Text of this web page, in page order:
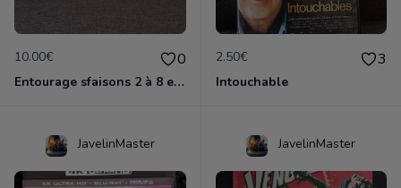
10.00€ 0
Entourage sfaisons 2 à 8 en dvd
2.50€ 3
Intouchable
JavelinMaster JavelinMaster